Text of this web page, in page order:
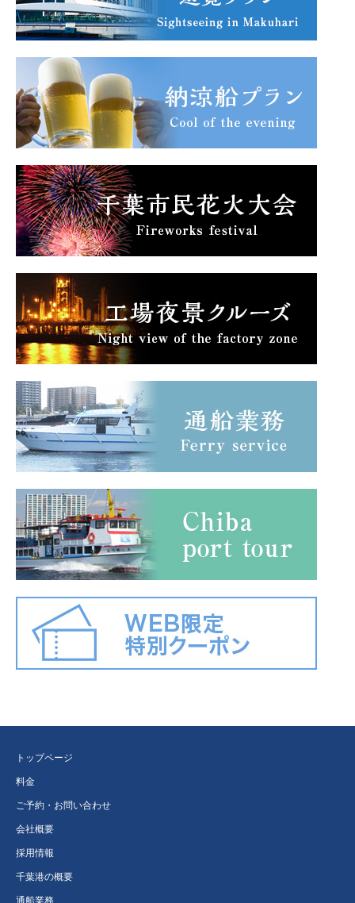
トップページ
料金
ご予約・お問い合わせ
会社概要
採用情報
千葉港の概要
通船業務